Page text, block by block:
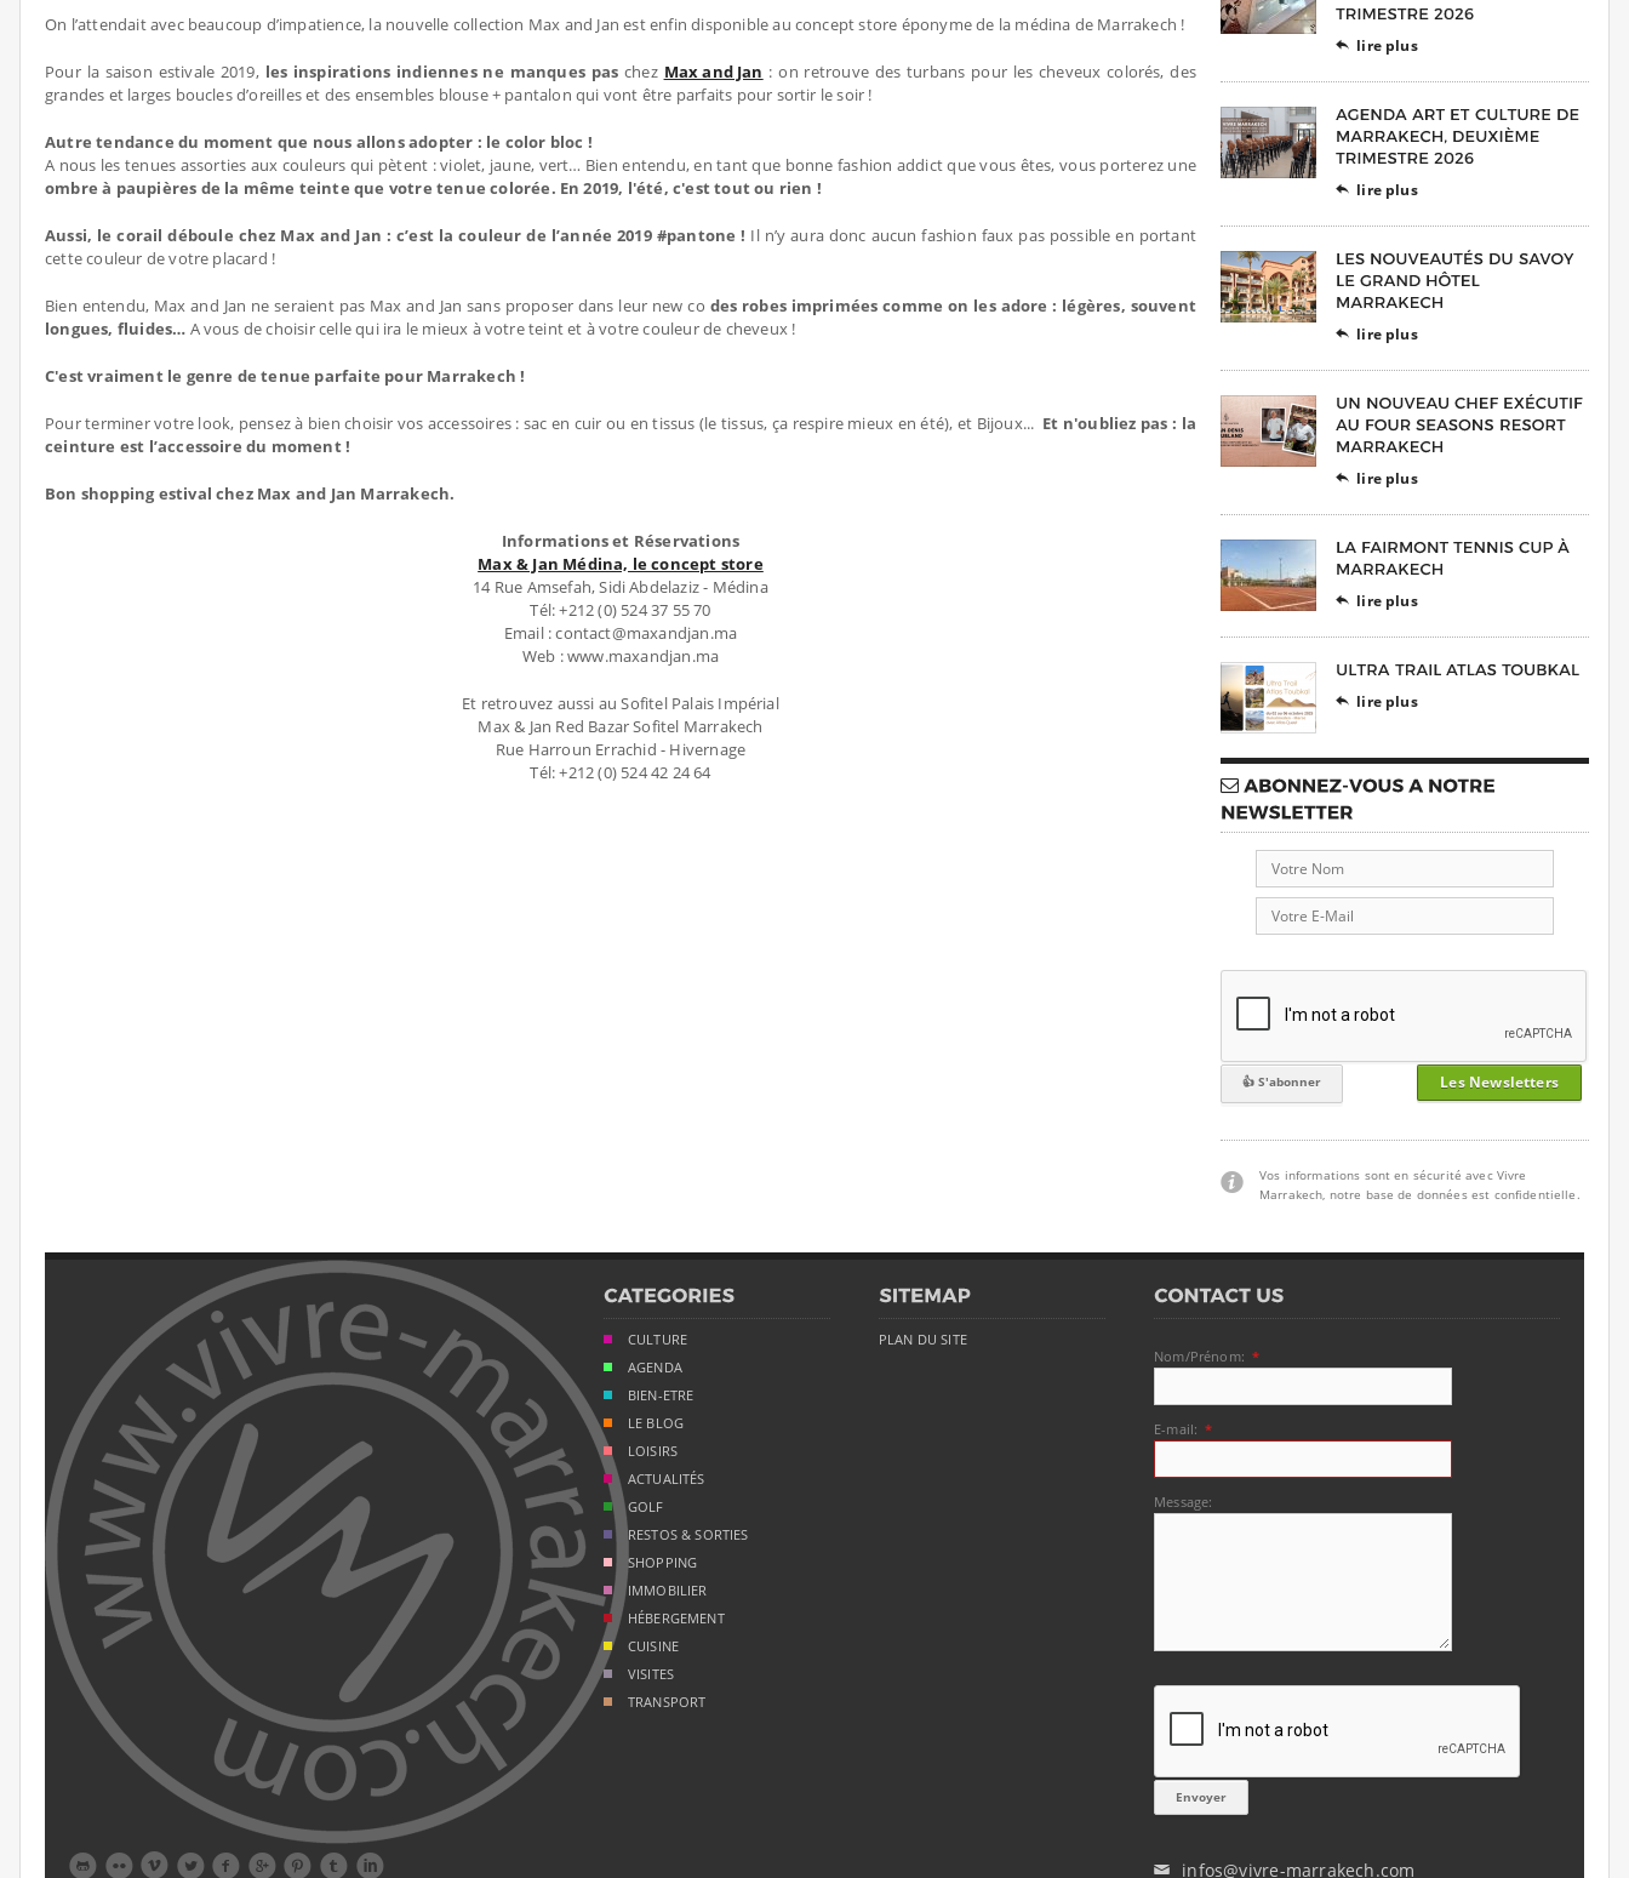
On l’attendait avec beaucoup d’impatience, la nouvelle collection Max and Jan est enfin disponible au concept store éponyme de la médina de Marrakech !
Pour la saison estivale 2019, les inspirations indiennes ne manques pas chez Max and Jan : on retrouve des turbans pour les cheveux colorés, des
grandes et larges boucles d’oreilles et des ensembles blouse + pantalon qui vont être parfaits pour sortir le soir !
Autre tendance du moment que nous allons adopter : le color bloc !
A nous les tenues assorties aux couleurs qui pètent : violet, jaune, vert… Bien entendu, en tant que bonne fashion addict que vous êtes, vous porterez une
ombre à paupières de la même teinte que votre tenue colorée. En 2019, l'été, c'est tout ou rien !
Aussi, le corail déboule chez Max and Jan : c’est la couleur de l’année 2019 #pantone ! Il n’y aura donc aucun fashion faux pas possible en portant
cette couleur de votre placard !
Bien entendu, Max and Jan ne seraient pas Max and Jan sans proposer dans leur new co des robes imprimées comme on les adore : légères, souvent
longues, fluides… A vous de choisir celle qui ira le mieux à votre teint et à votre couleur de cheveux !
C'est vraiment le genre de tenue parfaite pour Marrakech !
Pour terminer votre look, pensez à bien choisir vos accessoires : sac en cuir ou en tissus (le tissus, ça respire mieux en été), et Bijoux... Et n'oubliez pas : la
ceinture est l’accessoire du moment !
Bon shopping estival chez Max and Jan Marrakech.
Informations et Réservations
Max & Jan Médina, le concept store
14 Rue Amsefah, Sidi Abdelaziz - Médina
Tél: +212 (0) 524 37 55 70
Email : contact@maxandjan.ma
Web : www.maxandjan.ma
Et retrouvez aussi au Sofitel Palais Impérial
Max & Jan Red Bazar Sofitel Marrakech
Rue Harroun Errachid - Hivernage
Tél: +212 (0) 524 42 24 64
 lire plus
 lire plus
 lire plus
 lire plus
 lire plus
 lire plus
Les Newsletters
Vos informations sont en sécurité avec Vivre
Marrakech, notre base de données est confidentielle.
        
CULTURE
AGENDA
BIEN-ETRE
LE BLOG
LOISIRS
ACTUALITÉS
GOLF
RESTOS & SORTIES
SHOPPING
IMMOBILIER
HÉBERGEMENT
CUISINE
VISITES
TRANSPORT
PLAN DU SITE
Nom/Prénom: *
E-mail: *
Message:
✉ infos@vivre-marrakech.com